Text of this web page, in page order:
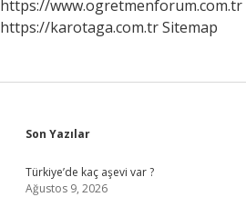
https://www.ogretmenforum.com.tr
https://karotaga.com.trSitemap
Sidebar
Son Yazılar
Türkiye’de kaç aşevi var ?
Ağustos 9, 2026